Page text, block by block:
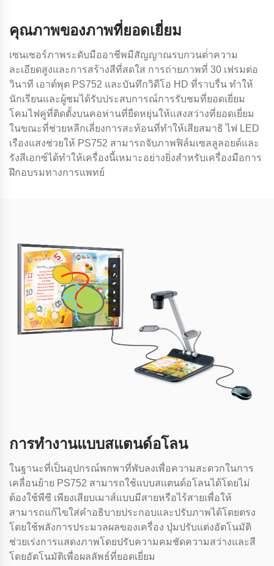
คุณภาพของภาพที่ยอดเยี่ยม
เซนเซอร์ภาพระดับมืออาชีพมีสัญญาณรบกวนต่ําความ
ละเอียดสูงและการสร้างสีที่สดใส การถ่ายภาพที่ 30 เฟรมต่อ
วินาที เอาต์พุต PS752 และบันทึกวิดีโอ HD ที่ราบรื่น ทําให้
นักเรียนและผู้ชมได้รับประสบการณ์การรับชมที่ยอดเยี่ยม
โคมไฟคู่ที่ติดตั้งบนคอห่านที่ยืดหยุ่นให้แสงสว่างที่ยอดเยี่ยม
ในขณะที่ช่วยหลีกเลี่ยงการสะท้อนที่ทําให้เสียสมาธิ ไฟ LED
เรืองแสงช่วยให้ PS752 สามารถจับภาพฟิล์มเซลลูลอยด์และ
รังสีเอกซ์ได้ทําให้เครื่องนี้เหมาะอย่างยิ่งสําหรับเครื่องมือการ
ฝึกอบรมทางการแพทย์
การทํางานแบบสแตนด์อโลน
ในฐานะที่เป็นอุปกรณ์พกพาที่พับลงเพื่อความสะดวกในการ
เคลื่อนย้าย PS752 สามารถใช้แบบสแตนด์อโลนได้โดยไม่
ต้องใช้พีซี เพียงเสียบเมาส์แบบมีสายหรือไร้สายเพื่อให้
สามารถแก้ไขใส่คําอธิบายประกอบและปรับภาพได้โดยตรง
โดยใช้พลังการประมวลผลของเครื่อง ปุ่มปรับแต่งอัตโนมัติ
ช่วยเร่งการแสดงภาพโดยปรับความคมชัดความสว่างและสี
โดยอัตโนมัติเพื่อผลลัพธ์ที่ยอดเยี่ยม